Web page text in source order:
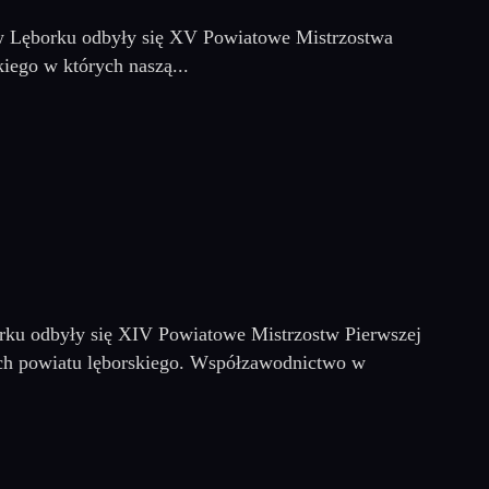
odbyły się XV Powiatowe Mistrzostwa
w których naszą...
odbyły się XIV Powiatowe Mistrzostw Pierwszej
powiatu lęborskiego. Współzawodnictwo w